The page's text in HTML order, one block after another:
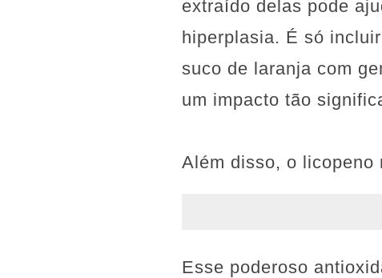
extraído delas pode
hiperplasia. É só
suco de laranja com
um impacto tão
Além disso, o licopeno
Esse poderoso